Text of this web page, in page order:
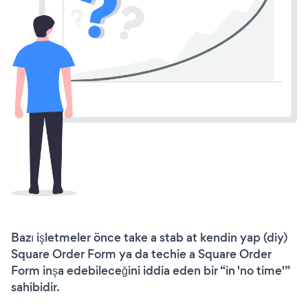
Bazı işletmeler önce take a stab at kendin yap (diy)
Square Order Form ya da techie a Square Order
Form inşa edebileceğini iddia eden bir “in 'no time'”
sahibidir.